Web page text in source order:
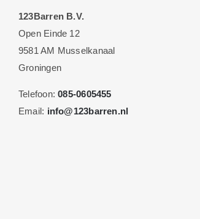
123Barren B.V.
Open Einde 12
9581 AM Musselkanaal
Groningen
Telefoon:085-0605455
Email: info@123barren.nl